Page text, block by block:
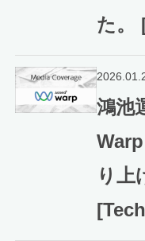
た。
鴻池
り上